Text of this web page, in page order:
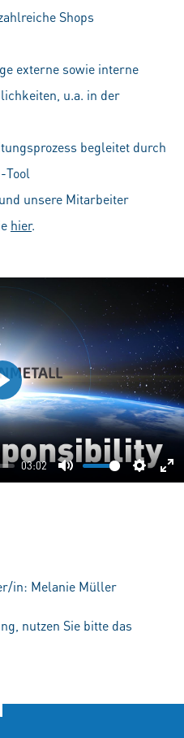
Shops
externe sowie interne
u.a. in der
begleitet durch
Tool
unsere Mitarbeiter
hier.
03:02
Mute
Play
in: Melanie Müller
nutzen Sie bitte das